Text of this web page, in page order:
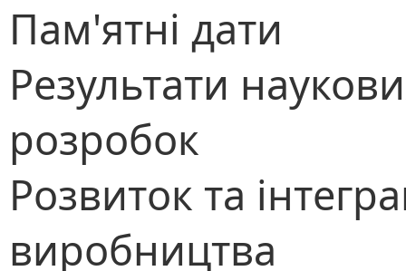
Пам'ятні дати
Результати
розробок
Розвиток та
виробництва